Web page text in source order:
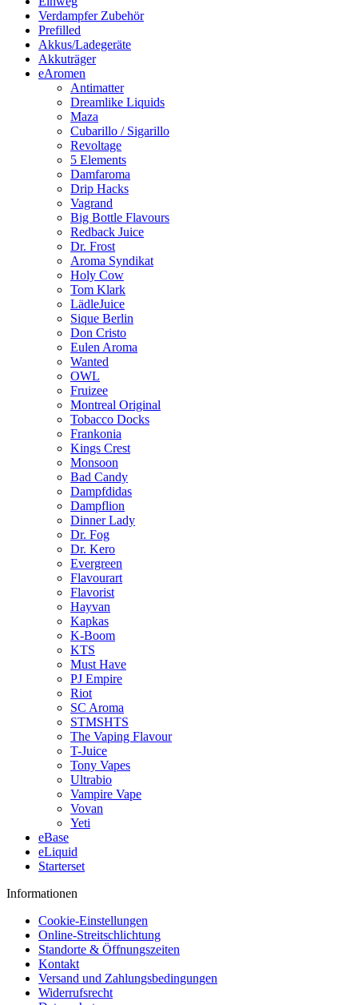
Verdampfer Zubehör
Prefilled
Akkus/Ladegeräte
Akkuträger
eAromen
Antimatter
Dreamlike Liquids
Maza
Cubarillo / Sigarillo
Revoltage
5 Elements
Damfaroma
Drip Hacks
Vagrand
Big Bottle Flavours
Redback Juice
Dr. Frost
Aroma Syndikat
Holy Cow
Tom Klark
LädleJuice
Sique Berlin
Don Cristo
Eulen Aroma
Wanted
OWL
Fruizee
Montreal Original
Tobacco Docks
Frankonia
Kings Crest
Monsoon
Bad Candy
Dampfdidas
Dampflion
Dinner Lady
Dr. Fog
Dr. Kero
Evergreen
Flavourart
Flavorist
Hayvan
Kapkas
K-Boom
KTS
Must Have
PJ Empire
Riot
SC Aroma
STMSHTS
The Vaping Flavour
T-Juice
Tony Vapes
Ultrabio
Vampire Vape
Vovan
Yeti
eBase
eLiquid
Starterset
Informationen
Cookie-Einstellungen
Online-Streitschlichtung
Standorte & Öffnungszeiten
Kontakt
Versand und Zahlungsbedingungen
Widerrufsrecht